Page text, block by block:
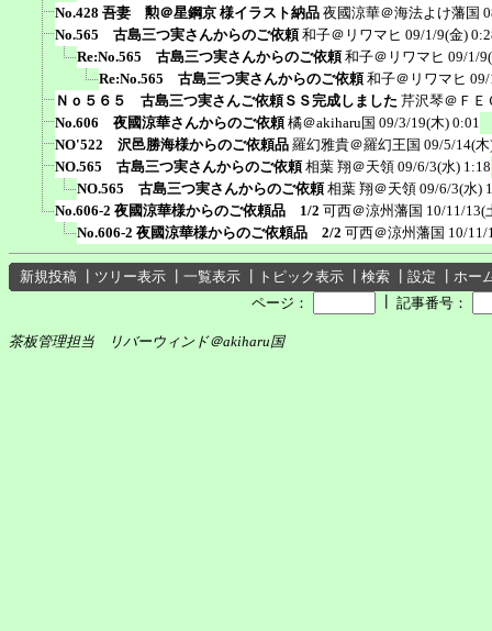
No.428 吾妻 勲＠星鋼京 様イラスト納品 夜國涼華＠海法よけ藩国
No.565 古島三つ実さんからのご依頼 和子＠リワマヒ 09/1/9(金)
Re:No.565 古島三つ実さんからのご依頼 和子＠リワマヒ 09/1/
Re:No.565 古島三つ実さんからのご依頼 和子＠リワマヒ
Ｎｏ５６５ 古島三つ実さんご依頼ＳＳ完成しました 芹沢琴＠ＦＥ
No.606 夜國涼華さんからのご依頼 橘＠akiharu国 09/3/19(木) 0:01
NO'522 沢邑勝海様からのご依頼品 羅幻雅貴＠羅幻王国 09/5/14(
NO.565 古島三つ実さんからのご依頼 相葉 翔＠天領 09/6/3(水) 1:18
NO.565 古島三つ実さんからのご依頼 相葉 翔＠天領 09/6/3(水)
No.606-2 夜國涼華様からのご依頼品 1/2 可西＠涼州藩国 10/11/13(
No.606-2 夜國涼華様からのご依頼品 2/2 可西＠涼州藩国 10/11/
新規投稿 ツリー表示 一覧表示 トピック表示 検索 設定
ホー
ページ：
記事番号：
茶板管理担当 リバーウィンド＠akiharu国